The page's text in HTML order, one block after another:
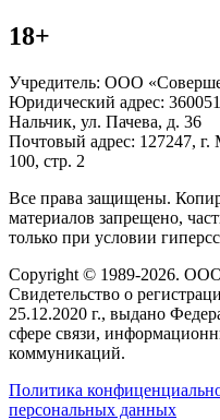
18+
Учредитель: ООО
Юридический адрес:
Нальчик, ул. Пачева, д. 36
Почтовый адрес: 127247,
100, стр. 2
Все права защищены.
материалов запрещено,
только при условии
Copyright © 1989-2026.
Свидетельство о
25.12.2020 г., выдано
сфере связи,
коммуникаций.
Политика
персональных данных